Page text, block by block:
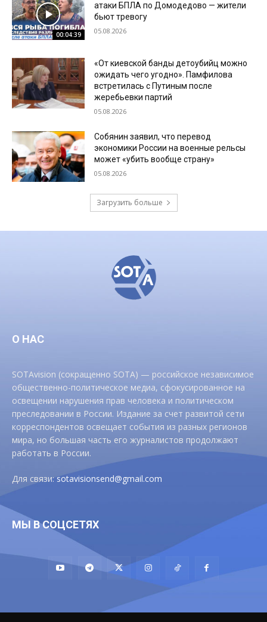
00:04:39
атаки БПЛА по Домодедово — жители
бьют тревогу
05.08.2026
«От киевской банды детоубийц можно
ожидать чего угодно». Памфилова
встретилась с Путиным после
жеребьевки партий
05.08.2026
Собянин заявил, что перевод
экономики России на военные рельсы
может «убить вообще страну»
05.08.2026
Загрузить больше
О НАС
SOTAvision (сокращенно SOTA) — российское независимое
общественно-политическое медиа, сфокусированное на
освещении нарушения прав человека и политическом
преследовании в России. Издание за счет развитой сети
корреспондентов освещает события из разных регионов
мира, но большая часть его журналистов продолжают
работать в России.
Для связи:sotavisionsend@gmail.com
МЫ В СОЦСЕТЯХ